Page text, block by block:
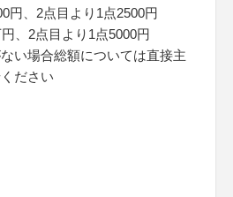
円、2点目より1点2500円
、2点目より1点5000円
い場合総額については直接主
ださい